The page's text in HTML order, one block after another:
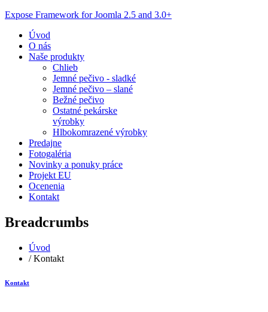
Expose Framework for Joomla 2.5 and 3.0+
Úvod
O nás
Naše produkty
Chlieb
Jemné pečivo - sladké
Jemné pečivo – slané
Bežné pečivo
Ostatné pekárske
výrobky
Hlbokomrazené výrobky
Predajne
Fotogaléria
Novinky a ponuky práce
Projekt EU
Ocenenia
Kontakt
Breadcrumbs
Úvod
/ Kontakt
Kontakt